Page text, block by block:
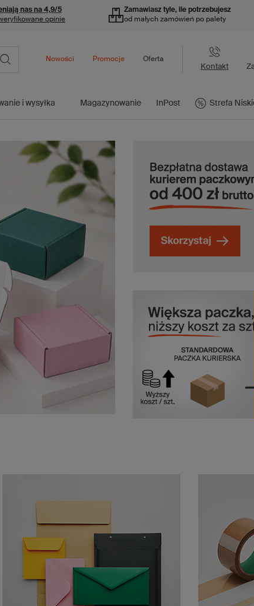
nas na 4,9/5
opinie
Zamawiasz tyle, ile potrzebujesz
od małych zamówień po palety
Kontakt
i wysyłka Magazynowanie InPost Strefa
Nowości Promocje Oferta